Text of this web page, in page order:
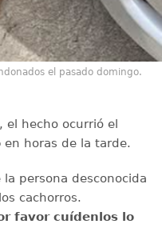
el pasado domingo.
el hecho ocurrió el
en horas de la tarde.
persona desconocida
cachorros.
favor cuídenlos lo